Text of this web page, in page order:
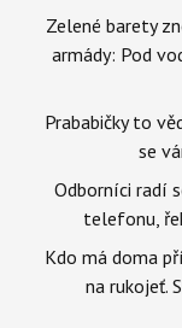
Zelené barety
armády: Pod
Prababičky to
se
Odborníci radí
telefonu,
Kdo má doma
na rukojeť.